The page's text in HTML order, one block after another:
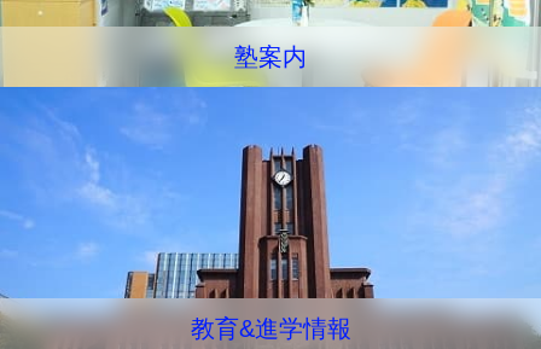
塾案内
教育&進学情報